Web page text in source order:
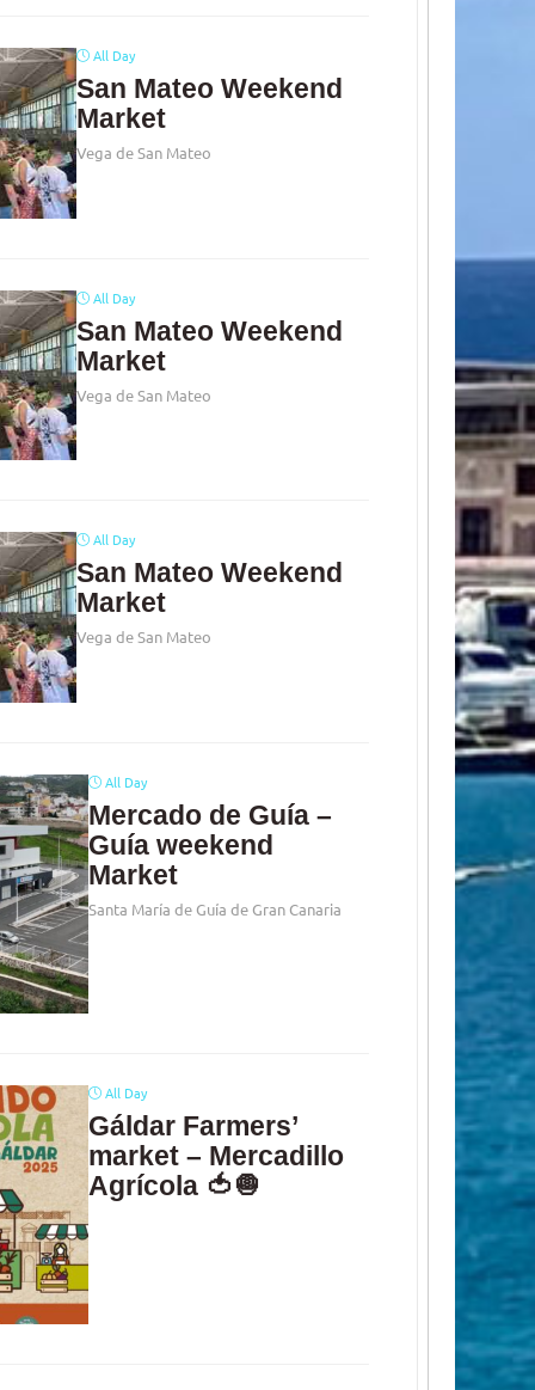
All Day
San Mateo Weekend
Market
Vega de San Mateo
All Day
San Mateo Weekend
Market
Vega de San Mateo
All Day
San Mateo Weekend
Market
Vega de San Mateo
All Day
Mercado de Guía –
Guía weekend
Market
Santa María de Guía de Gran Canaria
All Day
Gáldar Farmers’
market – Mercadillo
Agrícola 🍅🧅